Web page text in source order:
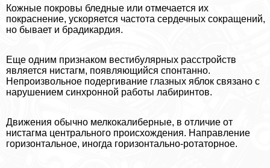
Кожные покровы бледные или отмечается их
покраснение, ускоряется частота сердечных сокращений,
но бывает и брадикардия.
Еще одним признаком вестибулярных расстройств
является нистагм, появляющийся спонтанно.
Непроизвольное подергивание глазных яблок связано с
нарушением синхронной работы лабиринтов.
Движения обычно мелкокалиберные, в отличие от
нистагма центрального происхождения. Направление
горизонтальное, иногда горизонтально-ротаторное.